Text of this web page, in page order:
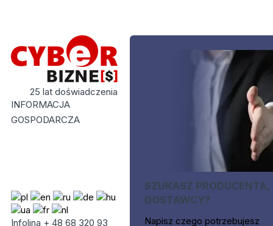
25 lat doświadczenia
INFORMACJA
GOSPODARCZA
Infolina + 48 68 320 93
SZUKASZ PRODUCENTA,
DOSTAWCY?
Napisz czego potrzebujesz